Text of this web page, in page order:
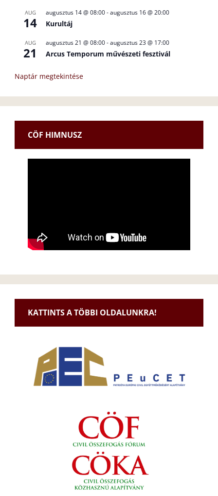
AUG
14
augusztus 14 @ 08:00-augusztus 16 @ 20:00
Kurultáj
AUG
21
augusztus 21 @ 08:00-augusztus 23 @ 17:00
Arcus Temporum művészeti fesztivál
Naptár megtekintése
CÖF HIMNUSZ
KATTINTS A TÖBBI OLDALUNKRA!